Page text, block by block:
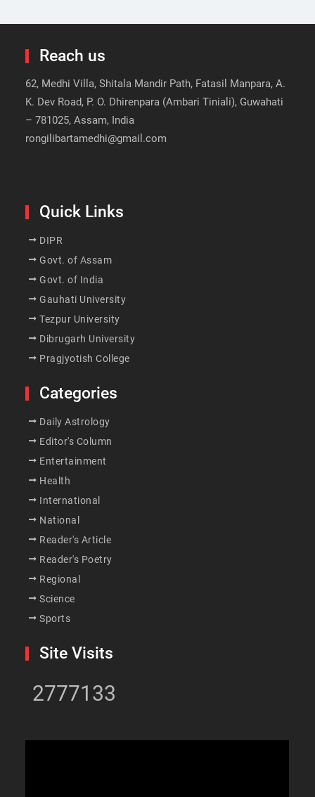
Reach us
62, Medhi Villa, Shitala Mandir Path, Fatasil Manpara, A.
K. Dev Road, P. O. Dhirenpara (Ambari Tiniali), Guwahati
– 781025, Assam, India
rongilibartamedhi@gmail.com
Quick Links
DIPR
Govt. of Assam
Govt. of India
Gauhati University
Tezpur University
Dibrugarh University
Pragjyotish College
Categories
Daily Astrology
Editor's Column
Entertainment
Health
International
National
Reader's Article
Reader's Poetry
Regional
Science
Sports
Site Visits
2777133